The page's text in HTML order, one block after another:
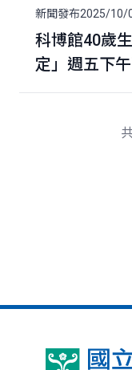
2025/10/
新聞發布
科博館40歲
定」週五下
國